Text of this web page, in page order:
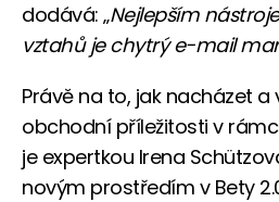
dodává: „Nejlepším
vztahů je chytrý e-mail
Právě na to, jak nacházet a
obchodní příležitosti v
je expertkou Irena
novým prostředím v Bety